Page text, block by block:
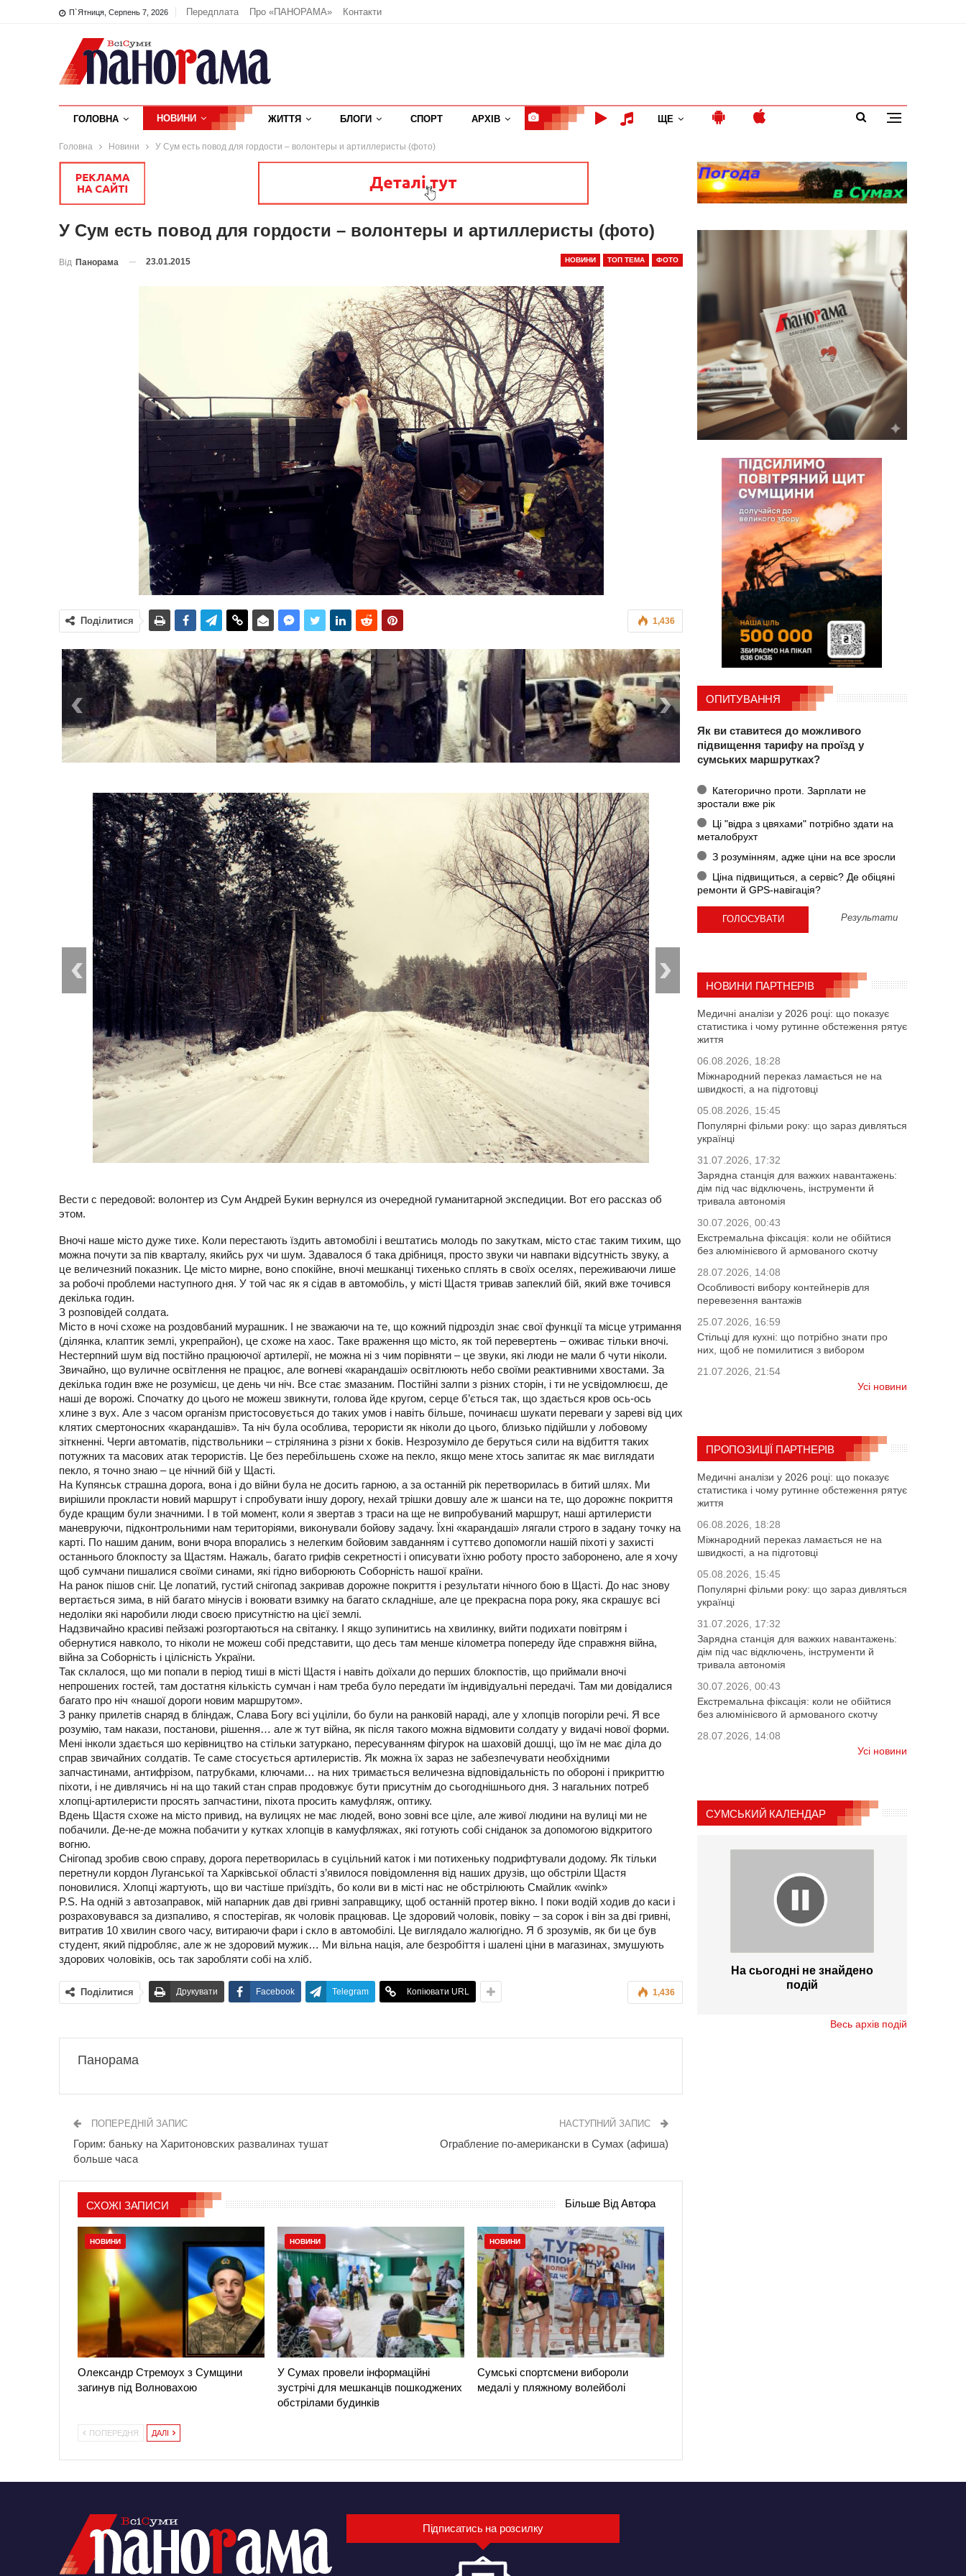
П`ятниця, Серпень 7, 2026 Передплата Про «ПАНОРАМА» Контакти
ГОЛОВНА НОВИНИ ЖИТТЯ БЛОГИ СПОРТ АРХІВ ЩЕ
Головна Новини У Сум есть повод для гордости – волонтеры и артиллеристы (фото)
У Сум есть повод для гордости – волонтеры и артиллеристы (фото)
НОВИНИ ТОП ТЕМА ФОТО
Від Панорама 23.01.2015
1,436
Поділитися
Вести с передовой: волонтер из Сум Андрей Букин вернулся из очередной гуманитарной экспедиции. Вот его рассказ об
этом.
Вночі наше місто дуже тихе. Коли перестають їздить автомобілі і вештатись молодь по закуткам, місто стає таким тихим, що
можна почути за пів кварталу, якийсь рух чи шум. Здавалося б така дрібниця, просто звуки чи навпаки відсутність звуку, а
це величезний показник. Це місто мирне, воно спокійне, вночі мешканці тихенько сплять в своїх оселях, переживаючи лише
за робочі проблеми наступного дня. У той час як я сідав в автомобіль, у місті Щастя тривав запеклий бій, який вже точився
декілька годин.
З розповідей солдата.
Місто в ночі схоже на роздовбаний мурашник. І не зважаючи на те, що кожний підрозділ знає свої функції та місце утримання
(ділянка, клаптик землі, укрепрайон), це схоже на хаос. Таке враження що місто, як той перевертень – оживає тільки вночі.
Нестерпний шум від постійно працюючої артилерії, не можна ні з чим порівняти – це звуки, які люди не мали б чути ніколи.
Звичайно, що вуличне освітлення не працює, але вогневі «карандаші» освітлюють небо своїми реактивними хвостами. За
декілька годин вже не розумієш, це день чи ніч. Все стає змазаним. Постійні залпи з різних сторін, і ти не усвідомлюєш, де
наші де ворожі. Спочатку до цього не можеш звикнути, голова йде кругом, серце б’ється так, що здається кров ось-ось
хлине з вух. Але з часом організм пристосовується до таких умов і навіть більше, починаєш шукати переваги у зареві від цих
клятих смертоносних «карандашів». Та ніч була особлива, терористи як ніколи до цього, близько підійшли у лобовому
зіткненні. Черги автоматів, підствольники – стрілянина з різни х боків. Незрозуміло де беруться сили на відбиття таких
потужних та масових атак терористів. Це без перебільшень схоже на пекло, якщо мене хтось запитає як має виглядати
пекло, я точно знаю – це нічний бій у Щасті.
На Купянськ страшна дорога, вона і до війни була не досить гарною, а за останній рік перетворилась в битий шлях. Ми
вирішили прокласти новий маршрут і спробувати іншу дорогу, нехай трішки довшу але ж шанси на те, що дорожнє покриття
буде кращим були значними. І в той момент, коли я звертав з траси на ще не випробуваний маршрут, наші артилеристи
маневруючи, підконтрольними нам територіями, виконували бойову задачу. Їхні «карандаші» лягали строго в задану точку на
карті. По нашим даним, вони вчора впорались з нелегким бойовим завданням і суттєво допомогли нашій піхоті у захисті
останнього блокпосту за Щастям. Нажаль, багато грифів секретності і описувати їхню роботу просто заборонено, але я хочу
щоб сумчани пишалися своїми синами, які гідно виборюють Соборність нашої країни.
На ранок пішов сніг. Це лопатий, густий снігопад закривав дорожне покриття і результати нічного бою в Щасті. До нас знову
вертається зима, в ній багато мінусів і воювати взимку на багато складніше, але це прекрасна пора року, яка скрашує всі
недоліки які наробили люди своєю присутністю на цієї землі.
Надзвичайно красиві пейзажі розгортаються на світанку. І якщо зупинитись на хвилинку, вийти подихати повітрям і
обернутися навколо, то ніколи не можеш собі представити, що десь там менше кілометра попереду йде справжня війна,
війна за Соборність і цілісність України.
Так склалося, що ми попали в період тиші в місті Щастя і навіть доїхали до перших блокпостів, що приймали вночі
непрошених гостей, там достатня кількість сумчан і нам треба було передати їм індивідуальні передачі. Там ми довідалися
багато про ніч «нашої дороги новим маршрутом».
З ранку прилетів снаряд в бліндаж, Слава Богу всі уціліли, бо були на ранковій нараді, але у хлопців погоріли речі. Я все
розумію, там накази, постанови, рішення… але ж тут війна, як після такого можна відмовити солдату у видачі нової форми.
Мені інколи здається шо керівництво на стільки затуркано, пересуванням фігурок на шаховій дошці, що їм не має діла до
справ звичайних солдатів. Те саме стосується артилеристів. Як можна їх зараз не забезпечувати необхідними
запчастинами, антифрізом, патрубками, ключами… на них тримається величезна відповідальність по обороні і прикриттю
піхоти, і не дивлячись ні на що такий стан справ продовжує бути присутнім до сьогоднішнього дня. З нагальних потреб
хлопці-артилеристи просять запчастини, піхота просить камуфляж, оптику.
Вдень Щастя схоже на місто привид, на вулицях не має людей, воно зовні все ціле, але живої людини на вулиці ми не
побачили. Де-не-де можна побачити у кутках хлопців в камуфляжах, які готують собі сніданок за допомогою відкритого
вогню.
Снігопад зробив свою справу, дорога перетворилась в суцільний каток і ми потихеньку подрифтували додому. Як тільки
перетнули кордон Луганської та Харківської області з’явилося повідомлення від наших друзів, що обстріли Щастя
поновилися. Хлопці жартують, що ви частіше приїздіть, бо коли ви в місті нас не обстрілюють Смайлик «wink»
P.S. На одній з автозаправок, мій напарник дав дві гривні заправщику, щоб останній протер вікно. І поки водій ходив до каси і
розраховувався за дизпаливо, я спостерігав, як чоловік працював. Це здоровий чоловік, повіку – за сорок і він за дві гривні,
витратив 10 хвилин свого часу, витираючи фари і скло в автомобілі. Це виглядало жалюгідно. Я б зрозумів, як би це був
студент, який підробляє, але ж не здоровий мужик… Ми вільна нація, але безробіття і шалені ціни в магазинах, змушують
здорових чоловіків, ось так заробляти собі на хліб.
1,436
Поділитися Друкувати Facebook Telegram Копіювати URL
Панорама
ПОПЕРЕДНІЙ ЗАПИС
Горим: баньку на Харитоновских развалинах тушат
больше часа
НАСТУПНИЙ ЗАПИС
Ограбление по-американски в Сумах (афиша)
СХОЖІ ЗАПИСИ Більше Від Автора
НОВИНИ
Олександр Стремоух з Сумщини
загинув під Волновахою
НОВИНИ
У Сумах провели інформаційні
зустрічі для мешканців пошкоджених
обстрілами будинків
НОВИНИ
Сумські спортсмени вибороли
медалі у пляжному волейболі
ПОПЕРЕДНЯ ДАЛІ
ОПИТУВАННЯ
Як ви ставитеся до можливого
підвищення тарифу на проїзд у
сумських маршрутках?
Категорично проти. Зарплати не
зростали вже рік
Ці "відра з цвяхами" потрібно здати на
металобрухт
З розумінням, адже ціни на все зросли
Ціна підвищиться, а сервіс? Де обіцяні
ремонти й GPS-навігація?
Результати
НОВИНИ ПАРТНЕРІВ
Медичні аналізи у 2026 році: що показує
статистика і чому рутинне обстеження рятує
життя
06.08.2026, 18:28
Міжнародний переказ ламається не на
швидкості, а на підготовці
05.08.2026, 15:45
Популярні фільми року: що зараз дивляться
українці
31.07.2026, 17:32
Зарядна станція для важких навантажень:
дім під час відключень, інструменти й
тривала автономія
30.07.2026, 00:43
Екстремальна фіксація: коли не обійтися
без алюмінієвого й армованого скотчу
28.07.2026, 14:08
Особливості вибору контейнерів для
перевезення вантажів
25.07.2026, 16:59
Стільці для кухні: що потрібно знати про
них, щоб не помилитися з вибором
21.07.2026, 21:54
Усі новини
ПРОПОЗИЦІЇ ПАРТНЕРІВ
Медичні аналізи у 2026 році: що показує
статистика і чому рутинне обстеження рятує
життя
06.08.2026, 18:28
Міжнародний переказ ламається не на
швидкості, а на підготовці
05.08.2026, 15:45
Популярні фільми року: що зараз дивляться
українці
31.07.2026, 17:32
Зарядна станція для важких навантажень:
дім під час відключень, інструменти й
тривала автономія
30.07.2026, 00:43
Екстремальна фіксація: коли не обійтися
без алюмінієвого й армованого скотчу
28.07.2026, 14:08
Усі новини
СУМСЬКИЙ КАЛЕНДАР
На сьогодні не знайдено
подій
Весь архів подій
Підписатись на розсилку